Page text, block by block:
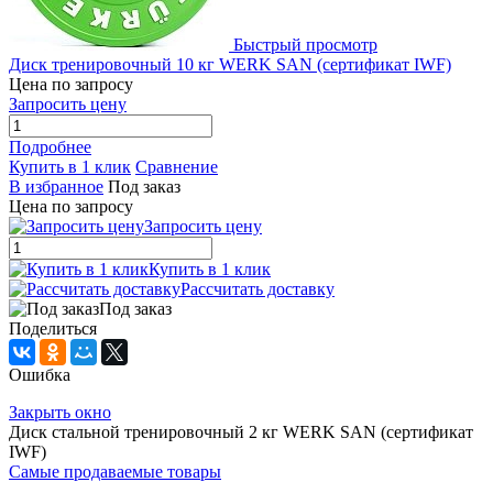
Быстрый просмотр
Диск тренировочный 10 кг WERK SAN (сертификат IWF)
Цена по запросу
Запросить цену
Подробнее
Купить в 1 клик Сравнение
В избранное Под заказ
Цена по запросу
Запросить цену
Купить в 1 клик
Рассчитать доставку
Под заказ
Поделиться
Ошибка
Закрыть окно
Диск стальной тренировочный 2 кг WERK SAN (сертификат
IWF)
Самые продаваемые товары